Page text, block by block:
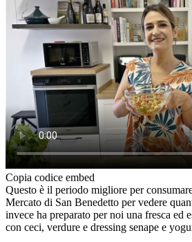
Copia codice embed
Questo è il periodo migliore per
Mercato di San Benedetto per vedere
invece ha preparato per noi una fresca ed
con ceci, verdure e dressing senape e